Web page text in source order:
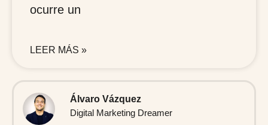
ocurre un
LEER MÁS »
Álvaro Vázquez
Digital Marketing Dreamer